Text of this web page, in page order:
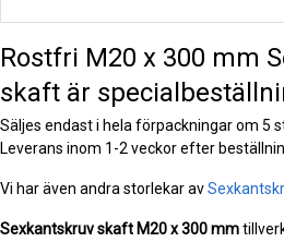
Rostfri M20 x 300 mm
skaft är
Säljes endast i hela förpackningar om 5
Leverans inom 1-2 veckor efter
Vi har även andra storlekar av
Sexkantskruv skaft M20 x 300 mm